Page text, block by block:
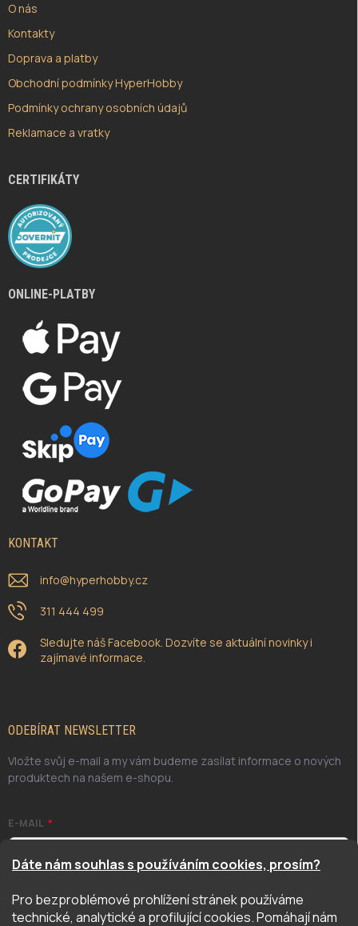
Dáte nám souhlas s používáním cookies, prosím?
Pro bezproblémové prohlížení stránek používáme
technické, analytické a profilující cookies. Pomáhají nám
O nás
Kontakty
Doprava a platby
Obchodní podmínky HyperHobby
Podmínky ochrany osobních údajů
Reklamace a vratky
CERTIFIKÁTY
ONLINE-PLATBY
KONTAKT
info@hyperhobby.cz
311 444 499
Sledujte náš Facebook. Dozvíte se aktuální novinky i
zajímavé informace.
ODEBÍRAT NEWSLETTER
Vložte svůj e-mail a my vám budeme zasílat informace o nových
produktech na našem e-shopu.
E-MAIL
Odesláním potvrzuji, že jsem se seznámil/a se zásadami
ochrany osobních údajů. Úplné znění naleznetezde